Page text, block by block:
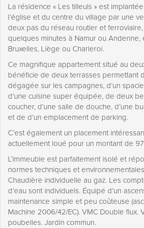
La résidence « Les tilleuls » est
l’église et du centre du village par une
deux pas du réseau routier et
quelques minutes à Namur ou Andenne,
Bruxelles, Liège ou Charleroi.
Ce magnifique appartement situé au
bénéficie de deux terrasses permettant
dégagée sur les campagnes, d’un
d’une cuisine super équipée, de deux
coucher, d’une salle de douche, d’une
et de d’un emplacement de parking.
C’est également un placement
actuellement loué pour un montant de
L’immeuble est parfaitement isolé et
normes techniques et
Chaudière individuelle au gaz. Les
d’eau sont individuels. Équipé d’un
maintenance simple et peu coûteuse
Machine 2006/42/EC). VMC Double flux.
poubelles. Jardin commun.